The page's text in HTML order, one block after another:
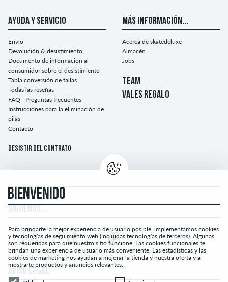
AYUDA Y SERVICIO
Envío
Devolución & desistimiento
Documento de información al
consumidor sobre el desistimiento
Tabla conversión de tallas
Todas las reseñas
FAQ - Preguntas frecuentes
Instrucciones para la eliminación de
pilas
Contacto
Desistir del contrato
MÁS INFORMACIÓN...
Acerca de skatedeluxe
Almacén
Jobs
TEAM
VALES REGALO
AVISO LEGAL
BIENVENIDO
Para brindarte la mejor experiencia de usuario posible, implementamos cookies
y tecnologías de seguimiento web (incluidas tecnologías de terceros). Algunas
son requeridas para que nuestro sitio funcione. Las cookies funcionales te
brindan una experiencia de usuario más conveniente. Las estadísticas y las
cookies de marketing nos ayudan a mejorar la tienda y nuestra oferta y a
mostrarte productos y anuncios relevantes.
Obligado Funcional